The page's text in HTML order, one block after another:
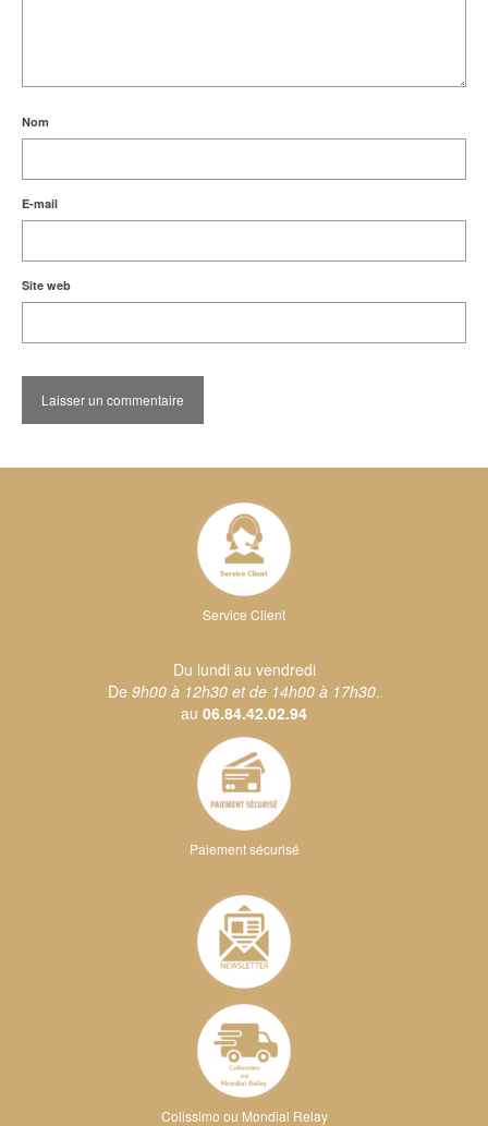
Nom
E-mail
Site web
Service Client
Du lundi au vendredi
De 9h00 à 12h30 et de 14h00 à 17h30.
au 06.84.42.02.94
Paiement sécurisé
Colissimo ou Mondial Relay